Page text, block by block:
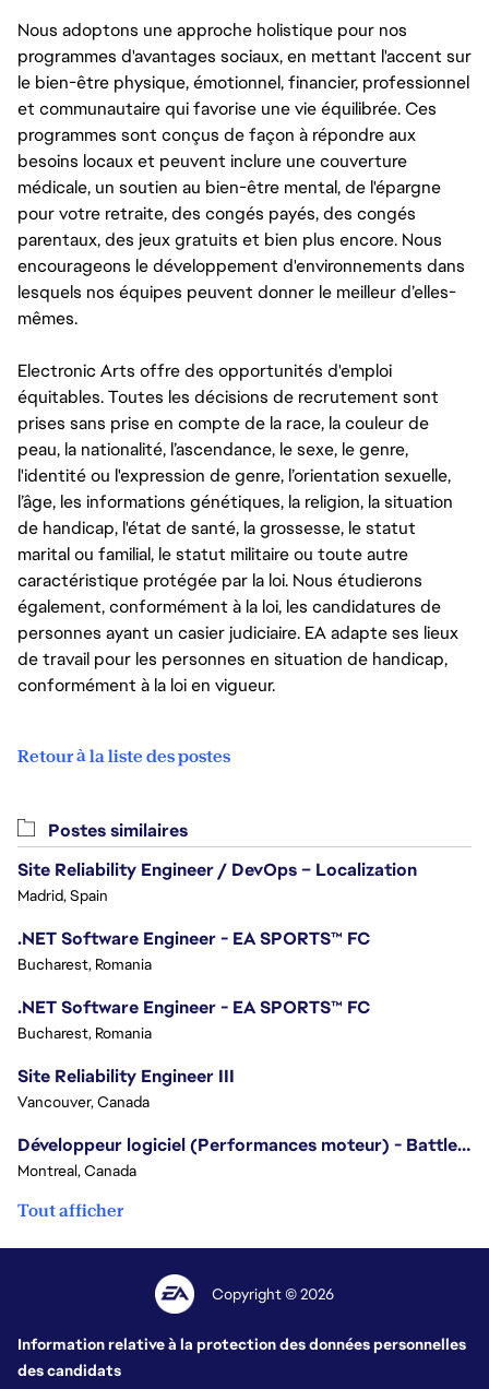
Nous adoptons une approche holistique pour nos
programmes d'avantages sociaux, en mettant l'accent sur
le bien-être physique, émotionnel, financier, professionnel
et communautaire qui favorise une vie équilibrée. Ces
programmes sont conçus de façon à répondre aux
besoins locaux et peuvent inclure une couverture
médicale, un soutien au bien-être mental, de l'épargne
pour votre retraite, des congés payés, des congés
parentaux, des jeux gratuits et bien plus encore. Nous
encourageons le développement d'environnements dans
lesquels nos équipes peuvent donner le meilleur d’elles-
mêmes.
Electronic Arts offre des opportunités d'emploi
équitables. Toutes les décisions de recrutement sont
prises sans prise en compte de la race, la couleur de
peau, la nationalité, l’ascendance, le sexe, le genre,
l'identité ou l'expression de genre, l’orientation sexuelle,
l’âge, les informations génétiques, la religion, la situation
de handicap, l'état de santé, la grossesse, le statut
marital ou familial, le statut militaire ou toute autre
caractéristique protégée par la loi. Nous étudierons
également, conformément à la loi, les candidatures de
personnes ayant un casier judiciaire. EA adapte ses lieux
de travail pour les personnes en situation de handicap,
conformément à la loi en vigueur.
Retour à la liste des postes
Postes similaires
Site Reliability Engineer / DevOps – Localization
Madrid, Spain
.NET Software Engineer - EA SPORTS™ FC
Bucharest, Romania
.NET Software Engineer - EA SPORTS™ FC
Bucharest, Romania
Site Reliability Engineer III
Vancouver, Canada
Développeur logiciel (Performances moteur) - Battlefield
Montreal, Canada
Tout afficher
Copyright © 2026
Information relative à la protection des données personnelles
des candidats